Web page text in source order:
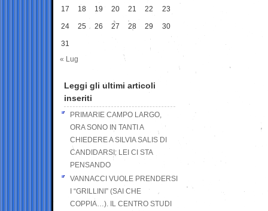
17 18 19 20 21 22 23
24 25 26 27 28 29 30
31
« Lug
Leggi gli ultimi articoli
inseriti
PRIMARIE CAMPO LARGO,
ORA SONO IN TANTI A
CHIEDERE A SILVIA SALIS DI
CANDIDARSI: LEI CI STA
PENSANDO
VANNACCI VUOLE PRENDERSI
I “GRILLINI” (SAI CHE
COPPIA…). IL CENTRO STUDI